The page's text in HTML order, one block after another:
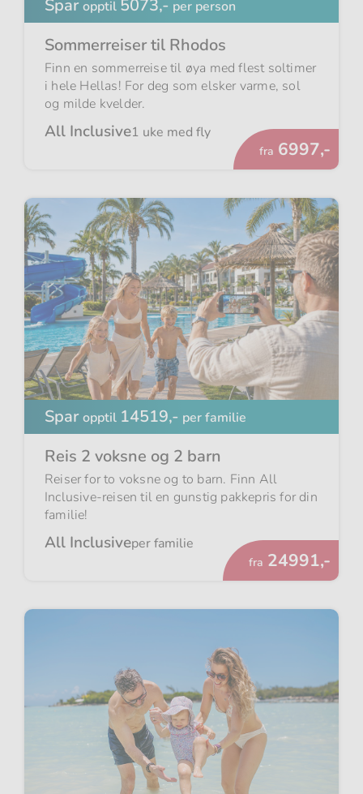
Sparopptil 5073,- per person
Sommerreiser til Rhodos
Finn en sommerreise til øya med flest soltimer
i hele Hellas! For deg som elsker varme, sol
og milde kvelder.
All Inclusive1 uke med fly
fra Fra
6997,-
Sparopptil 14519,- per familie
Reis 2 voksne og 2 barn
Reiser for to voksne og to barn. Finn All
Inclusive-reisen til en gunstig pakkepris for din
familie!
All Inclusiveper familie
fra Fra
24991,-